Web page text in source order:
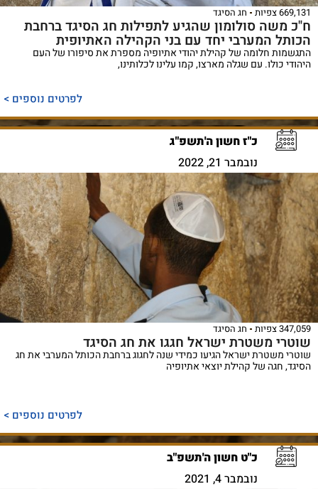
669,131 צפיות חג הסיגד
ח"כ משה סולומון שהגיע לתפילות חג הסיגד ברחבת
הכותל המערבי יחד עם בני הקהילה האתיופית
התגשמות חלומה של קהילת יהודי אתיופיה מספרת את סיפורו של העם
היהודי כולו. עם שגלה מארצו, קמו עלינו לכלותינו,
לפרטים נוספים >
כ"ז חשון ה'תשפ"ג
נובמבר 21, 2022
347,059 צפיות חג הסיגד
שוטרי משטרת ישראל חגגו את חג הסיגד
שוטרי משטרת ישראל הגיעו כמידי שנה לחגוג ברחבת הכותל המערבי את חג
הסיגד, חגה של קהילת יוצאי אתיופיה
לפרטים נוספים >
כ"ט חשון ה'תשפ"ב
נובמבר 4, 2021